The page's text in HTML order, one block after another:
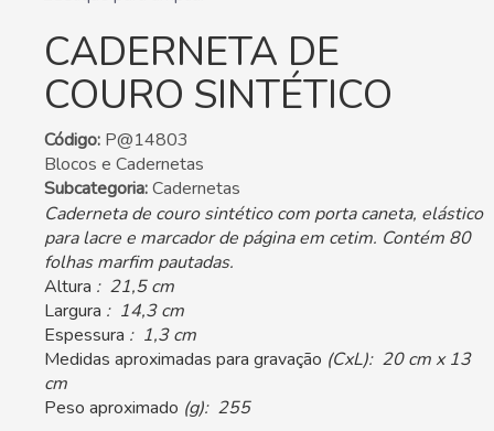
CADERNETA DE
COURO SINTÉTICO
Código: P@14803
Blocos e Cadernetas
Subcategoria:Cadernetas
Caderneta de couro sintético com porta caneta, elástico
para lacre e marcador de página em cetim. Contém 80
folhas marfim pautadas.
Altura : 21,5 cm
Largura : 14,3 cm
Espessura : 1,3 cm
Medidas aproximadas para gravação (CxL): 20 cm x 13
cm
Peso aproximado (g): 255